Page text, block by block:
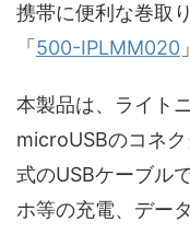
携帯に便利な巻取
「 500-IPLMM020
本製品は、ライト
microUSBのコネ
式のUSBケーブル
ホ等の充電、デー